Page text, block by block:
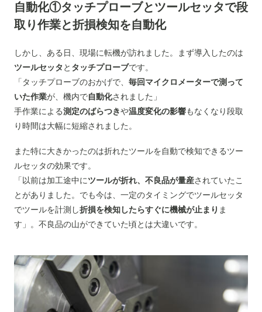
自動化①タッチプローブとツールセッタで段
取り作業と折損検知を自動化
しかし、ある日、現場に転機が訪れました。まず導入したのは
ツールセッタ と タッチプローブです。
「タッチプローブのおかげで、 毎回マイクロメーターで測って
いた作業が、機内で自動化されました」
手作業による測定のばらつきや温度変化の影響もなくなり段取
り時間は大幅に短縮されました。
また特に大きかったのは折れたツールを自動で検知できるツー
ルセッタの効果です。
「以前は加工途中にツールが折れ、不良品が量産されていたこ
とがありました。でも今は、一定のタイミングでツールセッタ
でツールを計測し折損を検知したらすぐに機械が止まり ま
す」。不良品の山ができていた頃とは大違いです。